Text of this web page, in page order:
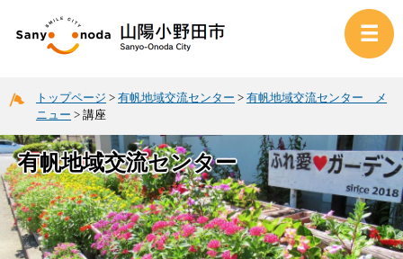
トップページ > 有帆地域交流センター > 有帆地域交流センター メ
ニュー > 講座
有帆地域交流センター